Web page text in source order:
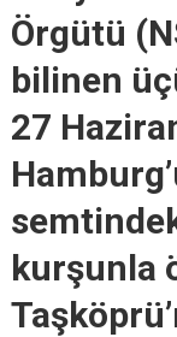
Örgütü
bilinen
27
kurşunla